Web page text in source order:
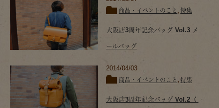
商品・イベントのこと , 特集
大阪店3周年記念バッグ Vol.3 メ
ールバッグ
2014/04/03
商品・イベントのこと , 特集
大阪店3周年記念バッグ Vol.2 く